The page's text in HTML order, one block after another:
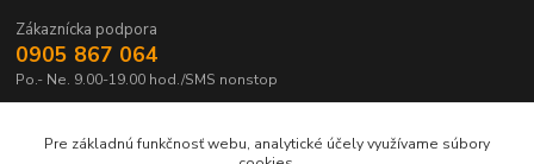
Zákaznícka podpora
0905 867 064
Po.- Ne. 9.00-19.00 hod./SMS nonstop
Pre základnú funkčnosť webu, analytické účely využívame súbory